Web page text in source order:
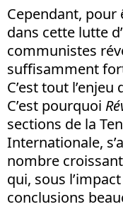
Cependant, pour
dans cette lutte
communistes
suffisamment
C’est tout
C’est pourquoi
sections de la
Internationale,
nombre
qui, sous
conclusions